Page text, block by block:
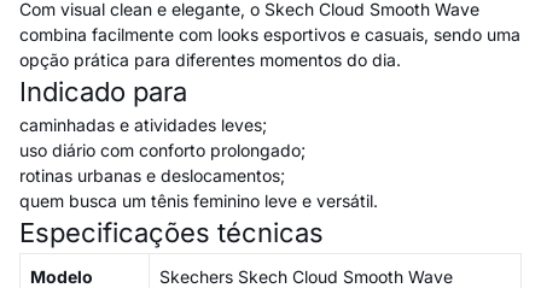
Com visual clean e elegante, o Skech Cloud Smooth Wave
combina facilmente com looks esportivos e casuais, sendo uma
opção prática para diferentes momentos do dia.
Indicado para
caminhadas e atividades leves;
uso diário com conforto prolongado;
rotinas urbanas e deslocamentos;
quem busca um tênis feminino leve e versátil.
Especificações técnicas
Modelo Skechers Skech Cloud Smooth Wave